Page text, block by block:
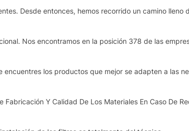
Desde entonces, hemos recorrido un camino lleno
Nos encontramos en la posición 378 de las
los productos que mejor se adapten a las
Y Calidad De Los Materiales En Caso De